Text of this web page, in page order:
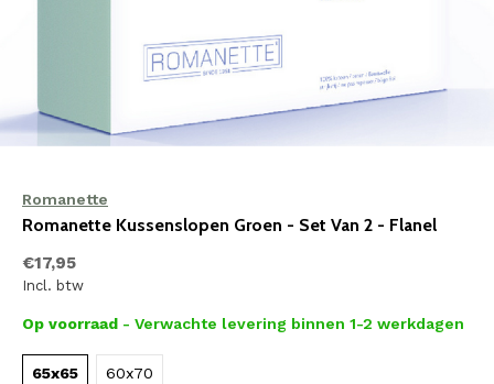
Romanette
Romanette Kussenslopen Groen - Set Van 2 - Flanel
€17,95
Incl. btw
Op voorraad - Verwachte levering binnen 1-2 werkdagen
65x65 60x70